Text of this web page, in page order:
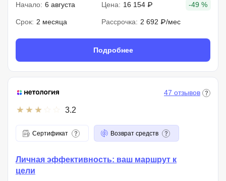
Начало: 6 августа Цена: 16 154 ₽ -49 %
Срок: 2 месяца Рассрочка: 2 692 ₽/мес
Подробнее
3.2
47 отзывов
Сертификат Возврат средств
Личная эффективность: ваш маршрут к
цели